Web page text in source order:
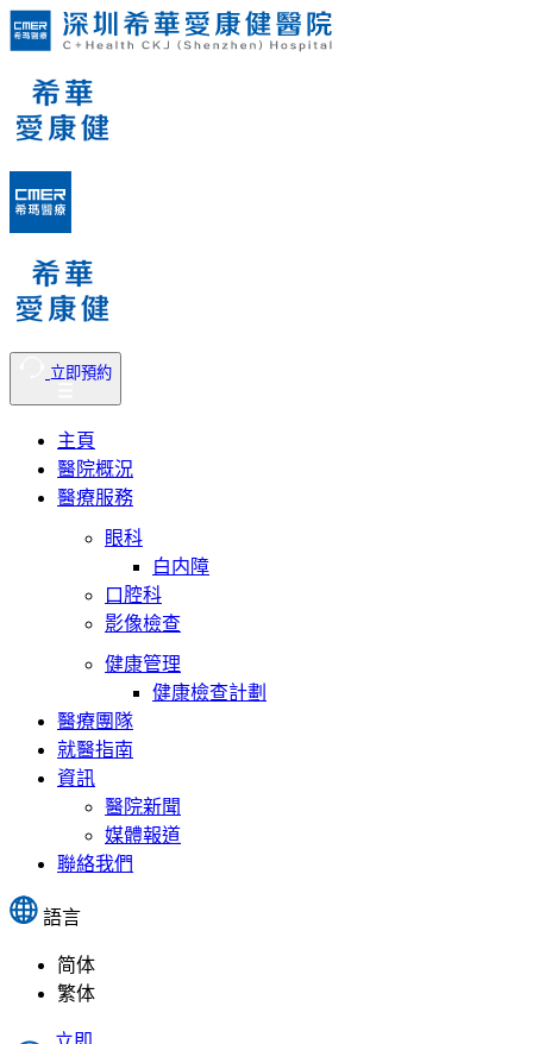
立即預約
主頁
醫院概況
醫療服務
眼科
白内障
口腔科
影像檢查
健康管理
健康檢查計劃
醫療團隊
就醫指南
資訊
醫院新聞
媒體報道
聯絡我們
語言
简体
繁体